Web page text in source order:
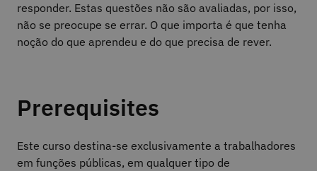
responder. Estas questões não são avaliadas, por isso,
não se preocupe se errar. O que importa é que tenha
noção do que aprendeu e do que precisa de rever.
Prerequisites
Este curso destina-se exclusivamente a trabalhadores
em funções públicas, em qualquer tipo de